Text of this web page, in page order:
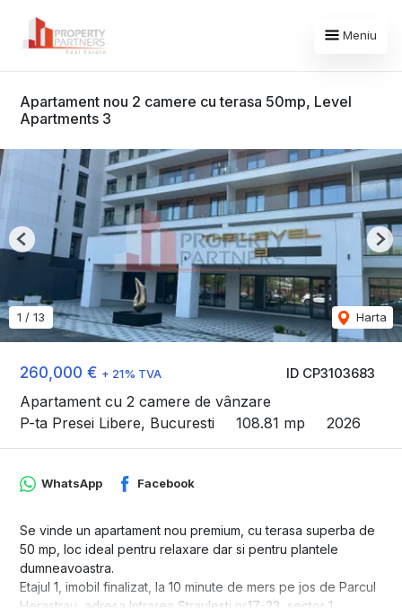
Meniu
Apartament nou 2 camere cu terasa 50mp, Level
Apartments 3
ID CP3103683
260,000 € + 21% TVA
Apartament cu 2 camere de vânzare
P-ta Presei Libere, Bucuresti
108.81 mp 2026
1 / 13 Harta
Previous
WhatsApp Facebook
Se vinde un apartament nou premium, cu terasa superba de
50 mp, loc ideal pentru relaxare dar si pentru plantele
dumneavoastra.
Etajul 1, imobil finalizat, la 10 minute de mers pe jos de Parcul
Herastrau, adresa Intrarea Straulesti nr.17-23, sector 1,